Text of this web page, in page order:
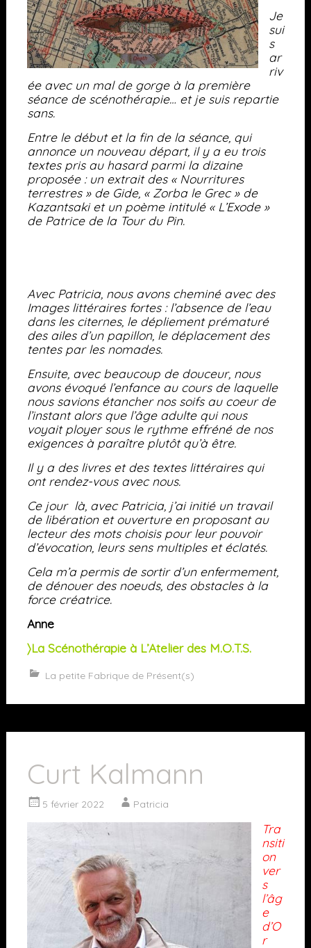
Je
sui
s
ar
riv
ée avec un mal de gorge à la première
séance de scénothérapie… et je suis repartie
sans.
Entre le début et la fin de la séance, qui
annonce un nouveau départ, il y a eu trois
textes pris au hasard parmi la dizaine
proposée : un extrait des « Nourritures
terrestres » de Gide, « Zorba le Grec » de
Kazantsaki et un poème intitulé « L’Exode »
de Patrice de la Tour du Pin.
Avec Patricia, nous avons cheminé avec des
Images littéraires fortes : l’absence de l’eau
dans les citernes, le dépliement prématuré
des ailes d’un papillon, le déplacement des
tentes par les nomades.
Ensuite, avec beaucoup de douceur, nous
avons évoqué l’enfance au cours de laquelle
nous savions étancher nos soifs au coeur de
l’instant alors que l’âge adulte qui nous
voyait ployer sous le rythme effréné de nos
exigences à paraître plutôt qu’à être.
Il y a des livres et des textes littéraires qui
ont rendez-vous avec nous.
Ce jour là, avec Patricia, j’ai initié un travail
de libération et ouverture en proposant au
lecteur des mots choisis pour leur pouvoir
d’évocation, leurs sens multiples et éclatés.
Cela m’a permis de sortir d’un enfermement,
de dénouer des noeuds, des obstacles à la
force créatrice.
Anne
〉La Scénothérapie à L’Atelier des M.O.T.S.
La petite Fabrique de Présent(s)
Curt Kalmann
5 février 2022 Patricia
Tra
nsiti
on
ver
s
l’âg
e
d’O
r